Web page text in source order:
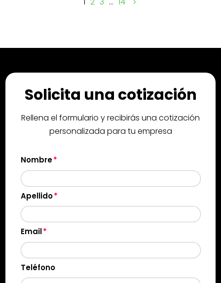
Solicita una cotización
Rellena el formulario y recibirás una cotización
personalizada para tu empresa
Nombre
Apellido
Email
Teléfono